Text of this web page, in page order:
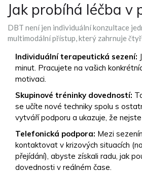
Jak probíhá léčba v
DBT není jen individuální konzultace
multimodální přístup, který zahrnuje
Individuální terapeutická sezení:
minut. Pracujete na vašich
motivaci.
Skupinové tréninky dovedností:
se učíte nové techniky spolu s
vytváří podporu a ukazuje, že
Telefonická podpora: Mezi
kontaktovat v krizových situacích
přejídání), abyste získali radu, jak
dovednosti v reálném čase.